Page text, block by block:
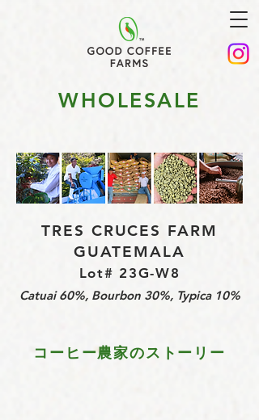
WHOLESALE
TRES CRUCES FARM
GUATEMALA
Lot# 23G-W8
Catuai 60%, Bourbon 30%, Typica 10%
コーヒー農家のストーリー